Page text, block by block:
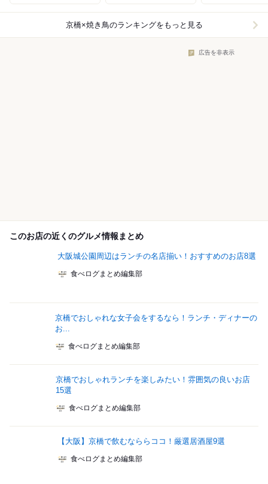
京橋×焼き鳥のランキングをもっと見る
広告を非表示
このお店の近くのグルメ情報まとめ
大阪城公園周辺はランチの名店揃い！おすすめのお店8選
食べログまとめ編集部
京橋でおしゃれな女子会をするなら！ランチ・ディナーの
お...
食べログまとめ編集部
京橋でおしゃれランチを楽しみたい！雰囲気の良いお店
15選
食べログまとめ編集部
【大阪】京橋で飲むなららココ！厳選居酒屋9選
食べログまとめ編集部